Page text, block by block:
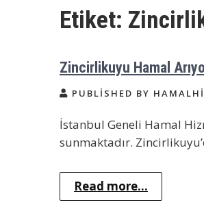
Arıyorum Hamal
Etiket:
Zincirlikuyu Hamal
PUBLISHED BY
İstanbul Geneli Hamal
sunmaktadır.
Read more...